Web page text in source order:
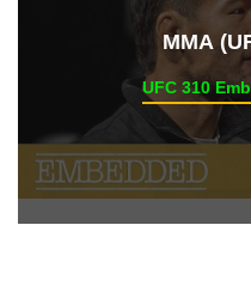
ММА
UFC 310